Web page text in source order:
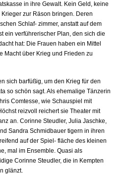
in ihre Gewalt. Kein Geld, keine
zur Räson bringen. Deren
Schlaf- zimmer, anstatt auf dem
ein verführerischer Plan, den sich die
hat: Die Frauen haben ein Mittel
Macht über Krieg und Frieden zu
sich barfüßig, um den Krieg für den
so schön sagt. Als ehemalige Tänzerin
Comtesse, wie Schauspiel mit
reizvoll reichert sie Theater mit
an. Corinne Steudler, Julia Jaschke,
Sandra Schmidbauer tigern in ihren
auf der Spiel- fläche des kleinen
mal im Ensemble. Quasi als
Corinne Steudler, die in Kempten
glänzt.